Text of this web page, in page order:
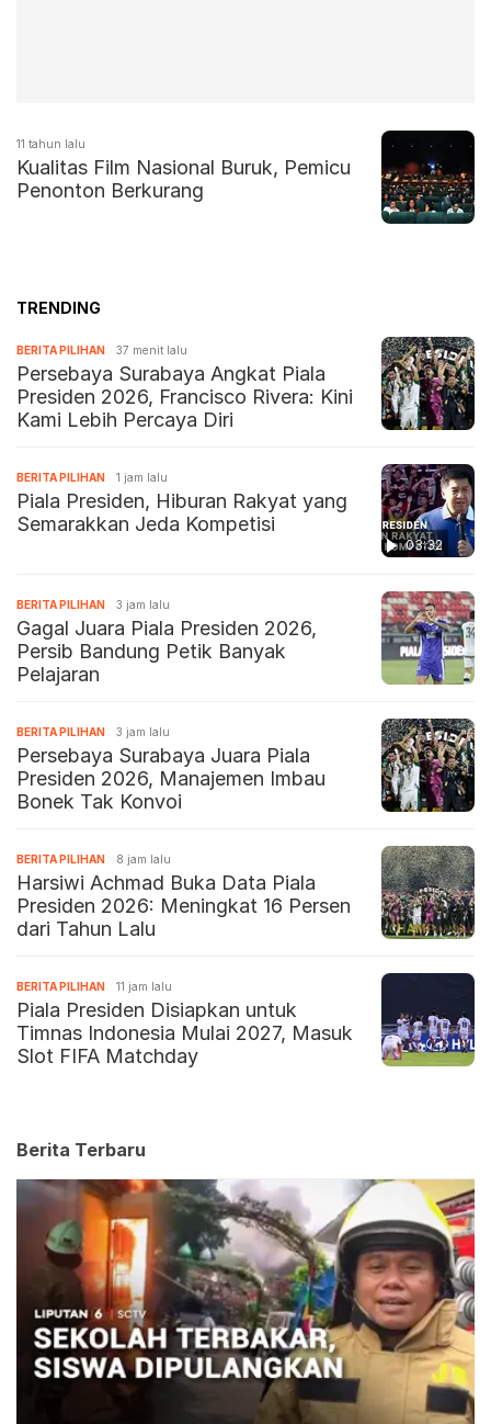
11 tahun lalu
Kualitas Film Nasional Buruk, Pemicu
Penonton Berkurang
TRENDING
BERITA PILIHAN 37 menit lalu
Persebaya Surabaya Angkat Piala
Presiden 2026, Francisco Rivera: Kini
Kami Lebih Percaya Diri
03:32
BERITA PILIHAN 1 jam lalu
Piala Presiden, Hiburan Rakyat yang
Semarakkan Jeda Kompetisi
BERITA PILIHAN 3 jam lalu
Gagal Juara Piala Presiden 2026,
Persib Bandung Petik Banyak
Pelajaran
BERITA PILIHAN 3 jam lalu
Persebaya Surabaya Juara Piala
Presiden 2026, Manajemen Imbau
Bonek Tak Konvoi
BERITA PILIHAN 8 jam lalu
Harsiwi Achmad Buka Data Piala
Presiden 2026: Meningkat 16 Persen
dari Tahun Lalu
BERITA PILIHAN 11 jam lalu
Piala Presiden Disiapkan untuk
Timnas Indonesia Mulai 2027, Masuk
Slot FIFA Matchday
Berita Terbaru